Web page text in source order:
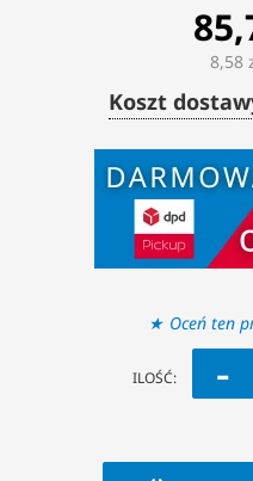
8,58
Koszt
Oceń ten
ILOŚĆ: -